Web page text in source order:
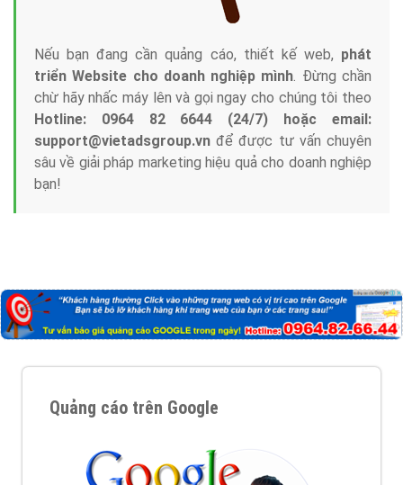
Nếu bạn đang cần quảng cáo, thiết kế web, phát
triển Website cho doanh nghiệp mình. Đừng chần
chừ hãy nhấc máy lên và gọi ngay cho chúng tôi theo
Hotline: 0964 82 6644 (24/7) hoặc email:
support@vietadsgroup.vn để được tư vấn chuyên
sâu về giải pháp marketing hiệu quả cho doanh nghiệp
bạn!
Quảng cáo trên Google